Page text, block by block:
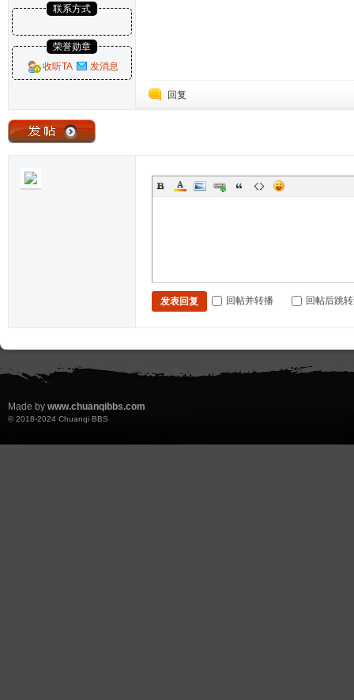
联系方式
荣誉勋章
收听TA
发消息
回复
发表回复 回帖并转播 回帖后跳
Made by www.chuanqibbs.com
© 2018-2024 Chuanqi BBS